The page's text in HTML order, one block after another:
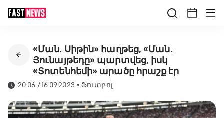
«Ման. Սիթին» հաղթեց, «Ման.
Յունայթեդը» պարտվեց, իսկ
«Տոտենհեմի» արածը հրաշք էր
20:06 / 16.09.2023 •Ֆուտբոլ